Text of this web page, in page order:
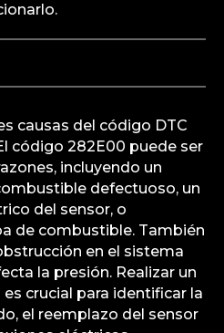
causas del código DTC
código 282E00 puede ser
incluyendo un
defectuoso, un
del sensor, o
de combustible. También
en el sistema
la presión. Realizar un
crucial para identificar la
el reemplazo del sensor